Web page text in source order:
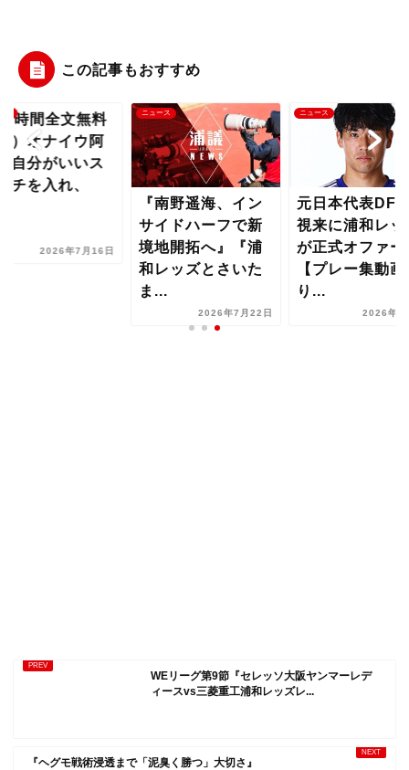
この記事もおすすめ
時間全文無料
）オナイウ阿
自分がいいス
チを入れ、
2026年7月16日
ニュース
『南野遥海、イン
サイドハーフで新
境地開拓へ』『浦
和レッズとさいた
ま...
2026年7月22日
ニュース
元日本代表DF
視来に浦和レッ
が正式オファー
【プレー集動画
り...
2026年8
WEリーグ第9節『セレッソ大阪ヤンマーレデ
ィースvs三菱重工浦和レッズレ...
『ヘグモ戦術浸透まで「泥臭く勝つ」大切さ』